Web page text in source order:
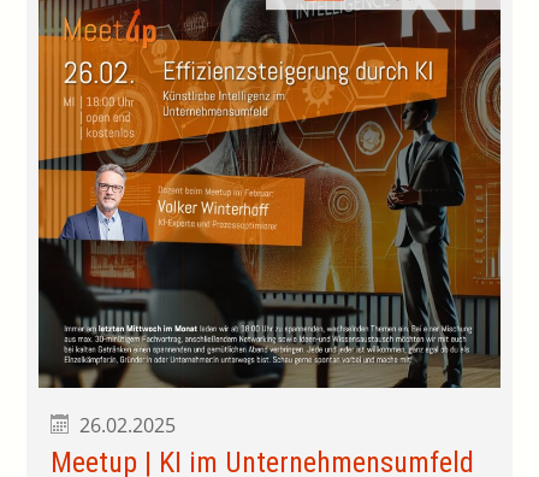
26.02.2025
Meetup | KI im Unternehmensumfeld